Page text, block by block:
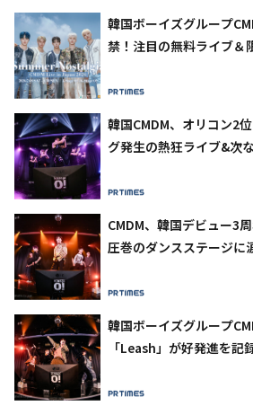
韓国ボーイズグループ
禁！注目の無料ライブ＆
韓国CMDM、オリコン2
グ発生の熱狂ライブ&次
CMDM、韓国デビュー3
圧巻のダンスステージに
韓国ボーイズグループ
「Leash」が好発進を記